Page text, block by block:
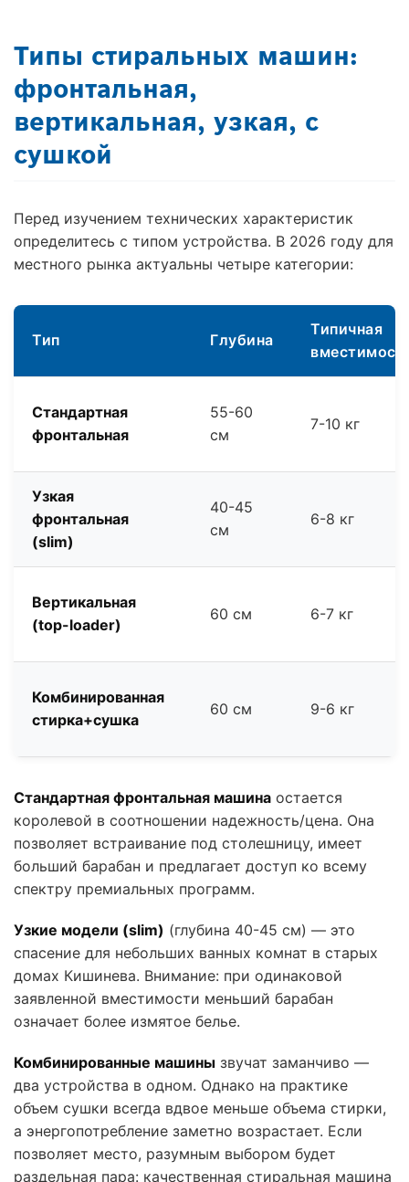
Типы стиральных машин:
фронтальная,
вертикальная, узкая, с
сушкой
Перед изучением технических характеристик
определитесь с типом устройства. В 2026 году для
местного рынка актуальны четыре категории:
Тип Глубина
Типичная
Стандартная
фронтальная
55-60
см
7-10 кг
Узкая
фронтальная
(slim)
40-45
см
6-8 кг
Вертикальная
(top-loader)
60 см 6-7 кг
Комбинированная
стирка+сушка
60 см 9-6 кг
Стандартная фронтальная машина остается
королевой в соотношении надежность/цена. Она
позволяет встраивание под столешницу, имеет
больший барабан и предлагает доступ ко всему
спектру премиальных программ.
Узкие модели (slim) (глубина 40-45 см) — это
спасение для небольших ванных комнат в старых
домах Кишинева. Внимание: при одинаковой
заявленной вместимости меньший барабан
означает более измятое белье.
Комбинированные машины звучат заманчиво —
два устройства в одном. Однако на практике
объем сушки всегда вдвое меньше объема стирки,
а энергопотребление заметно возрастает. Если
позволяет место, разумным выбором будет
раздельная пара: качественная стиральная машина